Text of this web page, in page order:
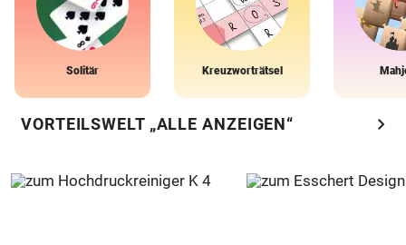
Solitär Kreuzworträtsel
VORTEILSWELT „ALLE ANZEIGEN“ chevron_right